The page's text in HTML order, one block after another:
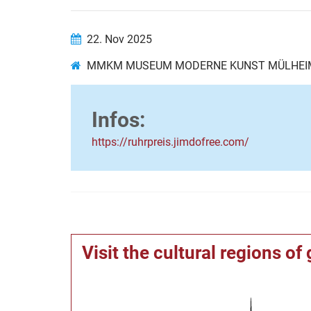
22. Nov 2025
MMKM MUSEUM MODERNE KUNST
Infos:
https://ruhrpreis.jimdofree.com/
Visit the cultural regions of